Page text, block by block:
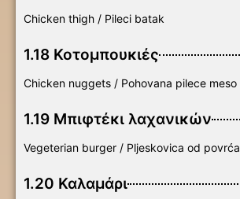
Chicken thigh / Pileci batak
1.18 Κοτομπουκιές
Chicken nuggets / Pohovana pilece meso
1.19 Μπιφτέκι λαχανικών
Vegeterian burger / Pljeskovica od povrća
1.20 Καλαμάρι